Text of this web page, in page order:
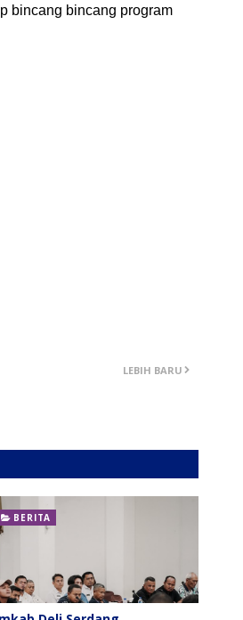
bincang bincang program
LEBIH BARU
BERITA